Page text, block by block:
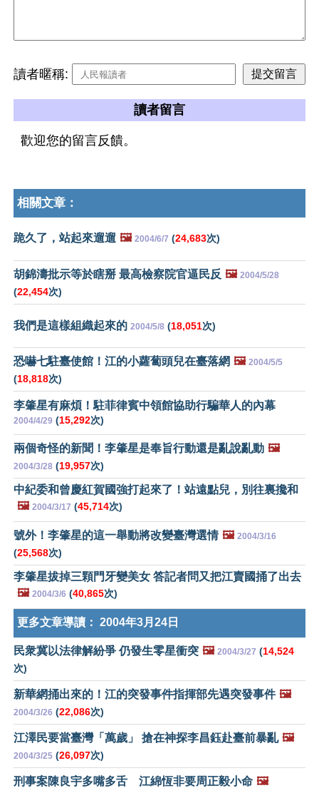
讀者暱稱:
讀者留言
歡迎您的留言反饋。
相關文章：
跪久了，站起來遛遛 🖼️ 2004/6/7 (24,683次)
胡錦濤批示等於瞎掰 最高檢察院官逼民反 🖼️ 2004/5/28
(22,454次)
我們是這樣組織起來的 2004/5/8 (18,051次)
恐嚇七駐臺使館！江的小蘿蔔頭兒在臺落網 🖼️ 2004/5/5
(18,818次)
李肇星有麻煩！駐菲律賓中領館協助行騙華人的內幕
2004/4/29 (15,292次)
兩個奇怪的新聞！李肇星是奉旨行動還是亂說亂動 🖼️
2004/3/28 (19,957次)
中紀委和曾慶紅賀國強打起來了！站遠點兒，別往裏攙和
🖼️ 2004/3/17 (45,714次)
號外！李肇星的這一舉動將改變臺灣選情 🖼️ 2004/3/16
(25,568次)
李肇星拔掉三顆門牙變美女 答記者問又把江賣國捅了出去
🖼️ 2004/3/6 (40,865次)
更多文章導讀： 2004年3月24日
民衆冀以法律解紛爭 仍發生零星衝突 🖼️ 2004/3/27 (14,524
次)
新華網捅出來的！江的突發事件指揮部先遇突發事件 🖼️
2004/3/26 (22,086次)
江澤民要當臺灣「萬歲」 搶在神探李昌鈺赴臺前暴亂 🖼️
2004/3/25 (26,097次)
刑事案陳良宇多嘴多舌 江綿恆非要周正毅小命 🖼️